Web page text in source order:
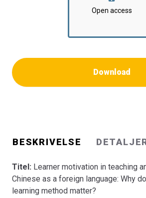
Open access
Download
BESKRIVELSE
Titel: Learner motivation in teaching
Chinese as a foreign language: Why
learning method matter?